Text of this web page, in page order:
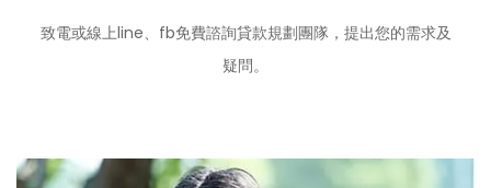
致電或線上line、fb免費諮詢貸款規劃團隊，提出您的需求及
疑問。